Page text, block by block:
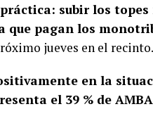
subir los
que pagan los
jueves en el recinto.
en la
el 39 % de